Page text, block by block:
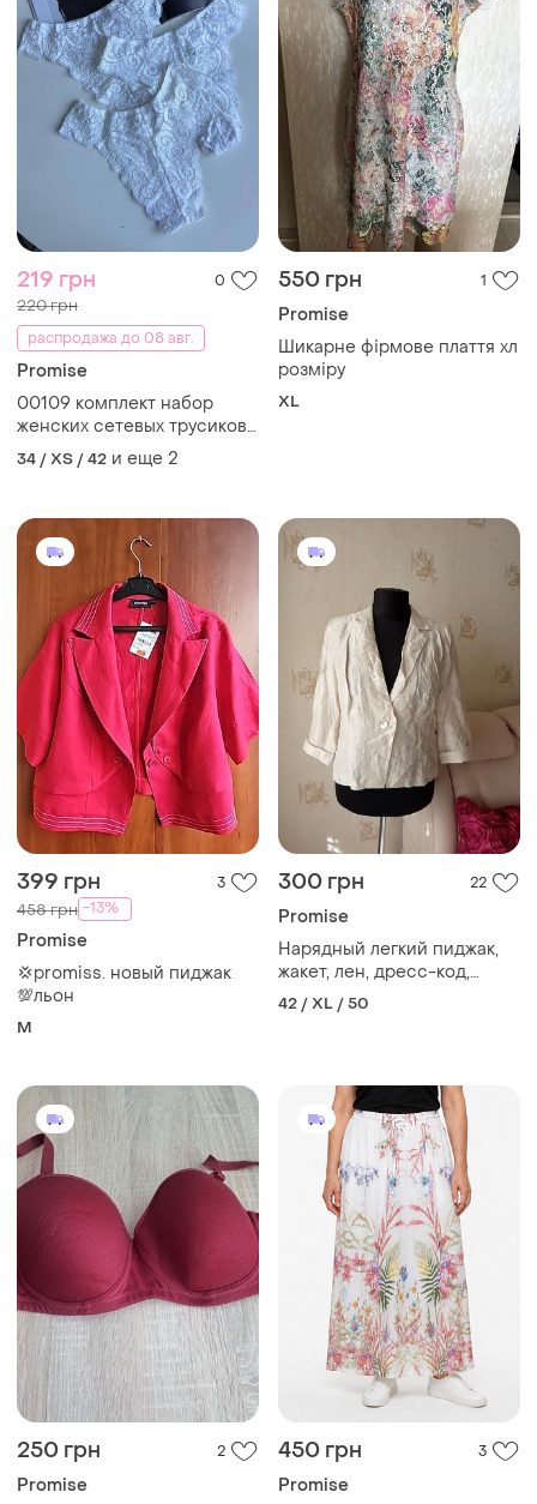
219 грн 0
220 грн
распродажа до 08 авг.
Promise
00109 комплект набор
женских сетевых трусиков
бразильян
34 / XS / 42 и еще 2
550 грн 1
Promise
Шикарне фірмове плаття хл
розміру
XL
399 грн 3
458 грн -13%
Promise
💢promiss. новый пиджак
💯льон
M
300 грн 22
Promise
Нарядный легкий пиджак,
жакет, лен, дресс-код,
офис, promise
42 / XL / 50
250 грн 2
Promise
450 грн 3
Promise